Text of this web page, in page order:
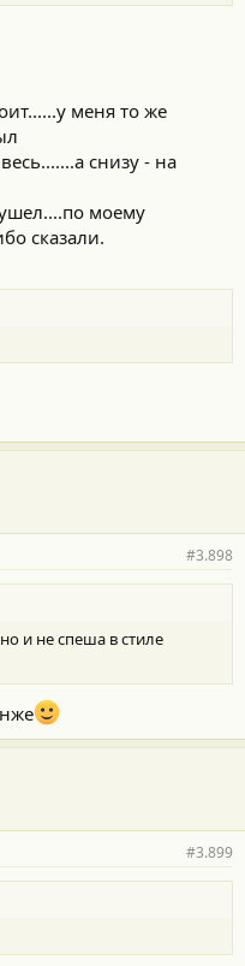
меня то же
снизу - на
моему
сказали.
#3.898
и не спеша в стиле
#3.899